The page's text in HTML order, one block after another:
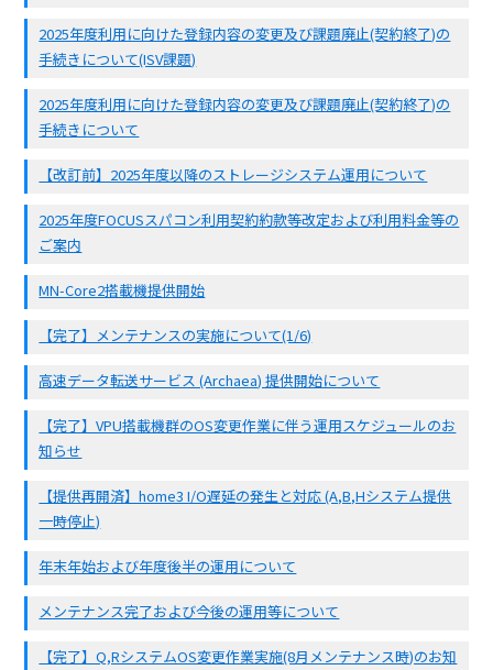
2025年度利用に向けた登録内容の変更及び課題廃止(契約終了)の
手続きについて(ISV課題)
2025年度利用に向けた登録内容の変更及び課題廃止(契約終了)の
手続きについて
【改訂前】2025年度以降のストレージシステム運用について
2025年度FOCUSスパコン利用契約約款等改定および利用料金等の
ご案内
MN-Core2搭載機提供開始
【完了】メンテナンスの実施について(1/6)
高速データ転送サービス (Archaea) 提供開始について
【完了】VPU搭載機群のOS変更作業に伴う運用スケジュールのお
知らせ
【提供再開済】home3 I/O遅延の発生と対応 (A,B,Hシステム提供
一時停止)
年末年始および年度後半の運用について
メンテナンス完了および今後の運用等について
【完了】Q,RシステムOS変更作業実施(8月メンテナンス時)のお知